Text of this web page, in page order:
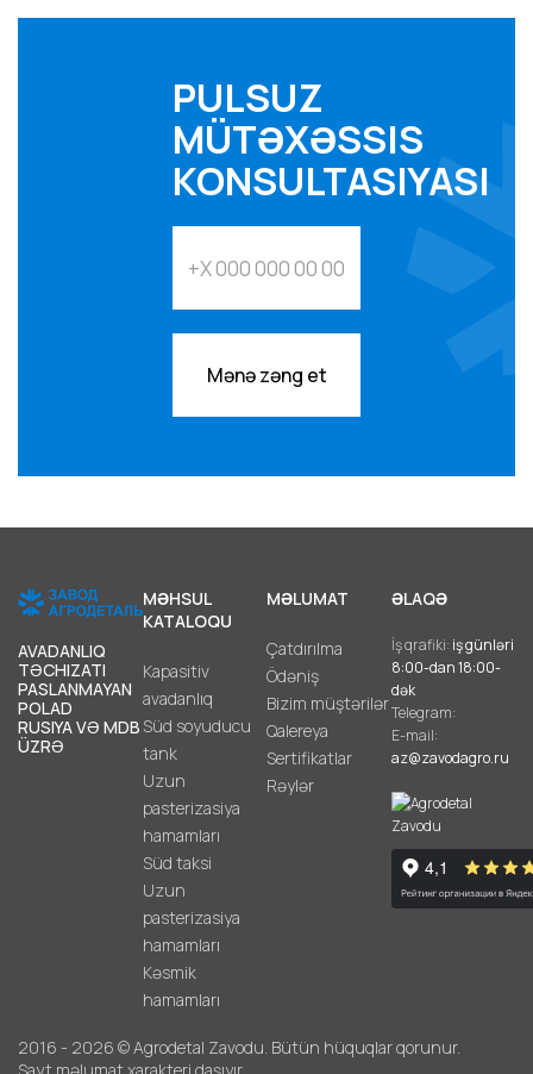
PULSUZ
MÜTƏXƏSSIS
KONSULTASIYASI
Mənə zəng et
AVADANLIQ
TƏCHIZATI
PASLANMAYAN
POLAD
RUSIYA VƏ MDB
ÜZRƏ
MƏHSUL
KATALOQU
Kapasitiv
avadanlıq
Süd soyuducu
tank
Uzun
pasterizasiya
hamamları
Süd taksi
Uzun
pasterizasiya
hamamları
Kəsmik
hamamları
MƏLUMAT
Çatdırılma
Ödəniş
Bizim müştərilər
Qalereya
Sertifikatlar
Rəylər
ƏLAQƏ
İş qrafiki: iş günləri
8:00-dan 18:00-
dək
Telegram:
E-mail:
az@zavodagro.ru
2016 - 2026 © Agrodetal Zavodu. Bütün hüquqlar qorunur.